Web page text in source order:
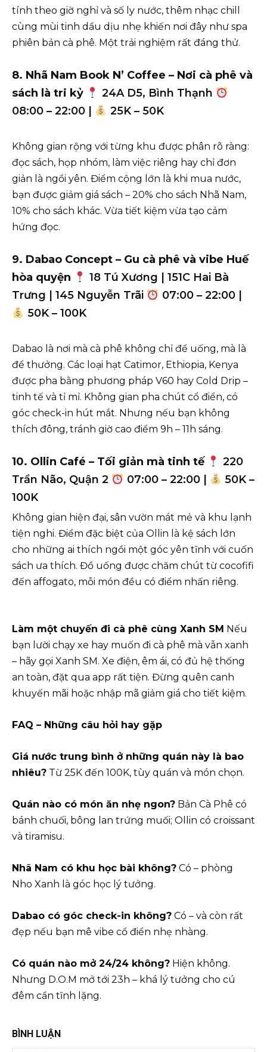
tính theo giờ nghỉ và số ly nước, thêm nhạc chill
cùng mùi tinh dầu dịu nhẹ khiến nơi đây như spa
phiên bản cà phê. Một trải nghiệm rất đáng thử.
8. Nhã Nam Book N’ Coffee – Nơi cà phê và
sách là tri kỷ
24A D5, Bình Thạnh
08:00 – 22:00 |
25K – 50K
Không gian rộng với từng khu được phân rõ ràng:
đọc sách, họp nhóm, làm việc riêng hay chỉ đơn
giản là ngồi yên. Điểm cộng lớn là khi mua nước,
bạn được giảm giá sách – 20% cho sách Nhã Nam,
10% cho sách khác. Vừa tiết kiệm vừa tạo cảm
hứng đọc.
9. Dabao Concept – Gu cà phê và vibe Huế
hòa quyện
18 Tú Xương | 151C Hai Bà
Trưng | 145 Nguyễn Trãi
07:00 – 22:00 |
50K – 100K
Dabao là nơi mà cà phê không chỉ để uống, mà là
để thưởng. Các loại hạt Catimor, Ethiopia, Kenya
được pha bằng phương pháp V60 hay Cold Drip –
tinh tế và tỉ mỉ. Không gian pha chút cổ điển, có
góc check-in hút mắt. Nhưng nếu bạn không
thích đông, tránh giờ cao điểm 9h – 11h sáng.
10. Ollin Café – Tối giản mà tinh tế
220
Trần Não, Quận 2
07:00 – 22:00 |
50K –
100K
Không gian hiện đại, sân vườn mát mẻ và khu lạnh
tiện nghi. Điểm đặc biệt của Ollin là kệ sách lớn
cho những ai thích ngồi một góc yên tĩnh với cuốn
sách ưa thích. Đồ uống được chăm chút từ cocofifi
đến affogato, mỗi món đều có điểm nhấn riêng.
Làm một chuyến đi cà phê cùng Xanh SM Nếu
bạn lười chạy xe hay muốn đi cà phê mà vẫn xanh
– hãy gọi Xanh SM. Xe điện, êm ái, có đủ hệ thống
an toàn, đặt qua app rất tiện. Đừng quên canh
khuyến mãi hoặc nhập mã giảm giá cho tiết kiệm.
FAQ – Những câu hỏi hay gặp
Giá nước trung bình ở những quán này là bao
nhiêu? Từ 25K đến 100K, tùy quán và món chọn.
Quán nào có món ăn nhẹ ngon? Bản Cà Phê có
bánh chuối, bông lan trứng muối; Ollin có croissant
và tiramisu.
Nhã Nam có khu học bài không? Có – phòng
Nho Xanh là góc học lý tưởng.
Dabao có góc check-in không? Có – và còn rất
đẹp nếu bạn mê vibe cổ điển nhẹ nhàng.
Có quán nào mở 24/24 không? Hiện không.
Nhưng D.O.M mở tới 23h – khá lý tưởng cho cú
đêm cần tĩnh lặng.
BÌNH LUẬN